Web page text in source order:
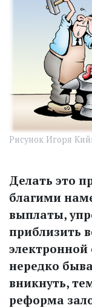
Рисунок Игоря
Делать это
благими
выплаты,
приблизить
электронной
нередко
вникнуть,
реформа